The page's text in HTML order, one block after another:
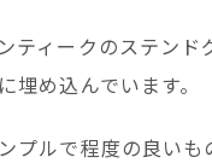
ティークのステンド
埋め込んでいます。
プルで程度の良いも